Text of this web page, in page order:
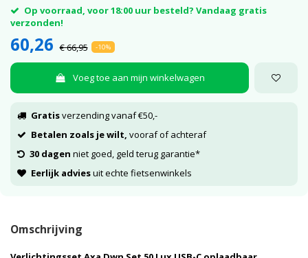
Op voorraad, voor 18:00 uur besteld? Vandaag gratis
verzonden!
60,26 € 66,95 -10%
Voeg toe aan mijn winkelwagen
Gratisverzending vanaf €50,-
Betalen zoals je wilt, vooraf of achteraf
30 dagen niet goed, geld terug garantie*
Eerlijk adviesuit echte fietsenwinkels
Omschrijving